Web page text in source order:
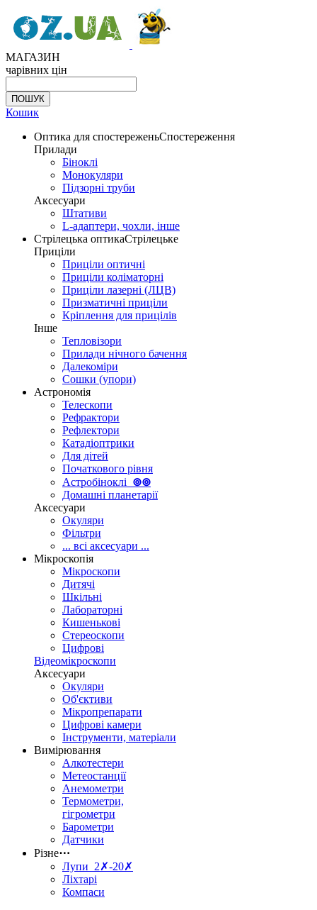
МАГАЗИН
чарівних цін
Кошик
Оптика для спостереженьСпостереження
Прилади
Біноклі
Монокуляри
Підзорні труби
Аксесуари
Штативи
L-адаптери, чохли, інше
Стрілецька оптикаСтрілецьке
Приціли
Приціли оптичні
Приціли коліматорні
Приціли лазерні (ЛЦВ)
Призматичні приціли
Кріплення для прицілів
Інше
Тепловізори
Прилади нічного бачення
Далекоміри
Сошки (упори)
Астрономія
Телескопи
Рефрактори
Рефлектори
Катадіоптрики
Для дітей
Початкового рівня
Астробіноклі ⊚⊚
Домашні планетарії
Аксесуари
Окуляри
Фільтри
... всі аксесуари ...
Мікроскопія
Мікроскопи
Дитячі
Шкільні
Лабораторні
Кишенькові
Стереоскопи
Цифрові
Відеомікроскопи
Аксесуари
Окуляри
Об'єктиви
Мікропрепарати
Цифрові камери
Інструменти, матеріали
Вимірювання
Алкотестери
Метеостанції
Анемометри
Термометри,
гігрометри
Барометри
Датчики
Різне⋯
Лупи 2✗-20✗
Ліхтарі
Компаси